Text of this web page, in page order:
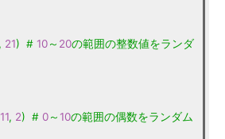
, 21) # 10～ 20の範囲の整数値をランダ
11, 2) # 0～10の範囲の偶数をランダム